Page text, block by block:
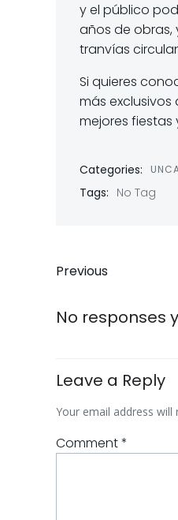
y el público
años de obras,
tranvías
Si quieres
más exclusivos
mejores
Categories:
Tags: No Tag
Previous
No responses
Leave a Reply
Your email address will
Comment*